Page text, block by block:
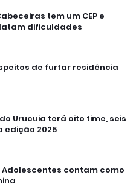
tem um CEP e
dificuldades
de furtar residência
Urucuia terá oito time, seis
edição 2025
Adolescentes contam como